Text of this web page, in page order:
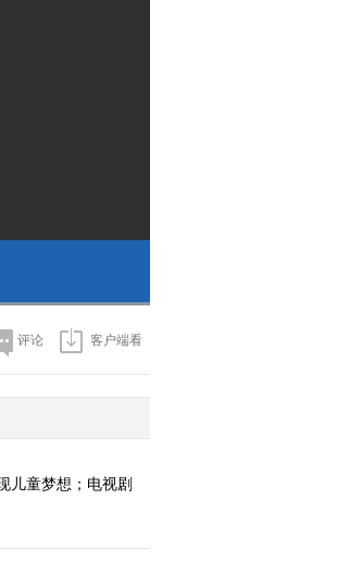
评论 客户端看
儿童梦想；电视剧